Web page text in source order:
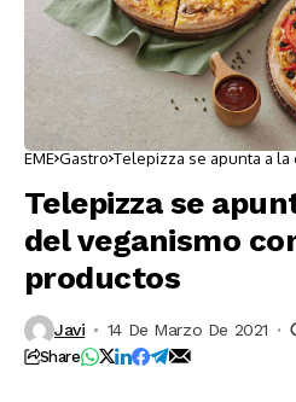
EME Gastro Telepizza se apunta a
Telepizza se
del veganismo
productos
Javi 14 De Marzo De 2021
Share